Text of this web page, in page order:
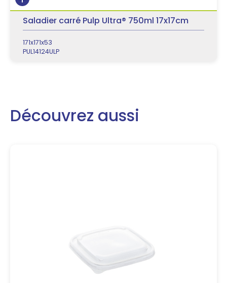
Saladier carré Pulp Ultra® 750ml 17x17cm
171x171x53
PUL14124ULP
Découvrez aussi